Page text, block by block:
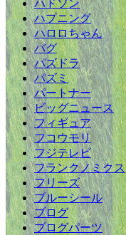
ハドソン
ハプニング
ハロロちゃん
バグ
パズドラ
パズミ
パートナー
ビッグニュース
フィギュア
フコウモリ
フジテレビ
フランクノミクス
フリーズ
ブルーシール
ブログ
ブログパーツ